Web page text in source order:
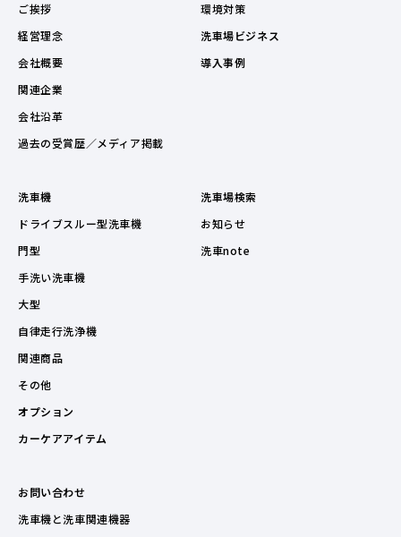
ご挨拶
経営理念
会社概要
関連企業
会社沿革
過去の受賞歴／メディア掲載
環境対策
洗車場ビジネス
導入事例
洗車機
ドライブスルー型洗車機
門型
手洗い洗車機
大型
自律走行洗浄機
関連商品
その他
オプション
カーケアアイテム
洗車場検索
お知らせ
洗車note
お問い合わせ
洗車機と洗車関連機器